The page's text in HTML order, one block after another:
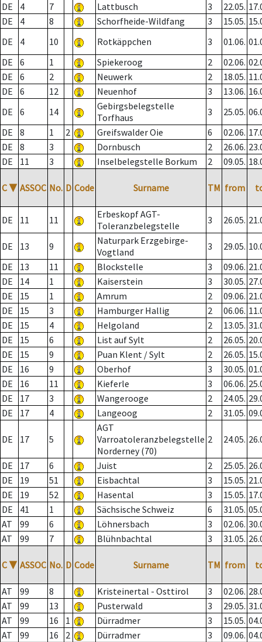
DE
4 7 Lattbusch 3 22.05.
DE
4 8 Schorfheide-Wildfang 3 15.05.
DE
4 10 Rotkäppchen 3 01.06.
DE
6 1 Spiekeroog 2 02.06.
DE
6 2 Neuwerk 2 18.05.
DE
6 12 Neuenhof 3 13.06.
DE
6 14
Gebirgsbelegstelle
Torfhaus
3 25.05.
DE
8 1 2 Greifswalder Oie 6 02.06.
DE
8 3 Dornbusch 2 26.06.
DE
11 3 Inselbelegstelle Borkum 2 09.05.
C ▼ ASSOC No. D Code Surname TM from
DE 11 11
Erbeskopf AGT-
Toleranzbelegstelle
3 26.05.
DE 13 9
Naturpark Erzgebirge-
Vogtland
3 29.05.
DE
13 11 Blockstelle 3 09.06.
DE
14 1 Kaiserstein 3 30.05.
DE
15 1 Amrum 2 09.06.
DE
15 3 Hamburger Hallig 2 06.06.
DE
15 4 Helgoland 2 13.05.
DE
15 6 List auf Sylt 2 26.05.
DE
15 9 Puan Klent / Sylt 2 26.05.
DE
16 9 Oberhof 3 30.05.
DE
16 11 Kieferle 3 06.06.
DE
17 3 Wangerooge 2 24.05.
DE
17 4 Langeoog 2 31.05.
DE 17 5
AGT
Varroatoleranzbelegstelle
Norderney (70)
2 24.05.
DE 17 6 Juist 2 25.05.
DE
19 51 Eisbachtal 3 15.05.
DE
19 52 Hasental 3 15.05.
DE
41 1 Sächsische Schweiz 6 31.05.
AT
99 6 Löhnersbach 3 02.06.
AT
99 7 Blühnbachtal 3 31.05.
C ▼ ASSOC No. D Code Surname TM from
AT 99 8 Kristeinertal - Osttirol 3 02.06.
AT
99 13 Pusterwald 3 29.05.
AT
99 16 1 Dürradmer 3 15.05.
AT
99 16 2 Dürradmer 3 09.06.